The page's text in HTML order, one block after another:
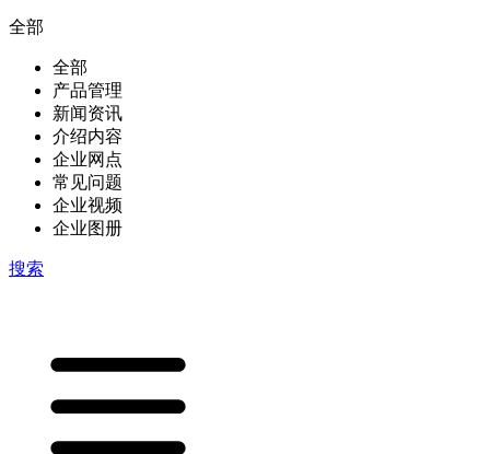
全部
全部
产品管理
新闻资讯
介绍内容
企业网点
常见问题
企业视频
企业图册
搜索